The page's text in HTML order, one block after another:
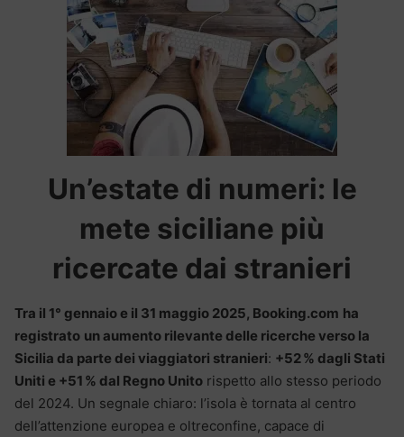
Un’estate di numeri: le
mete siciliane più
ricercate dai stranieri
Tra il 1° gennaio e il 31 maggio 2025, Booking.com ha
registrato un aumento rilevante delle ricerche verso la
Sicilia da parte dei viaggiatori stranieri: +52 % dagli Stati
Uniti e +51 % dal Regno Unito rispetto allo stesso periodo
del 2024. Un segnale chiaro: l’isola è tornata al centro
dell’attenzione europea e oltreconfine, capace di